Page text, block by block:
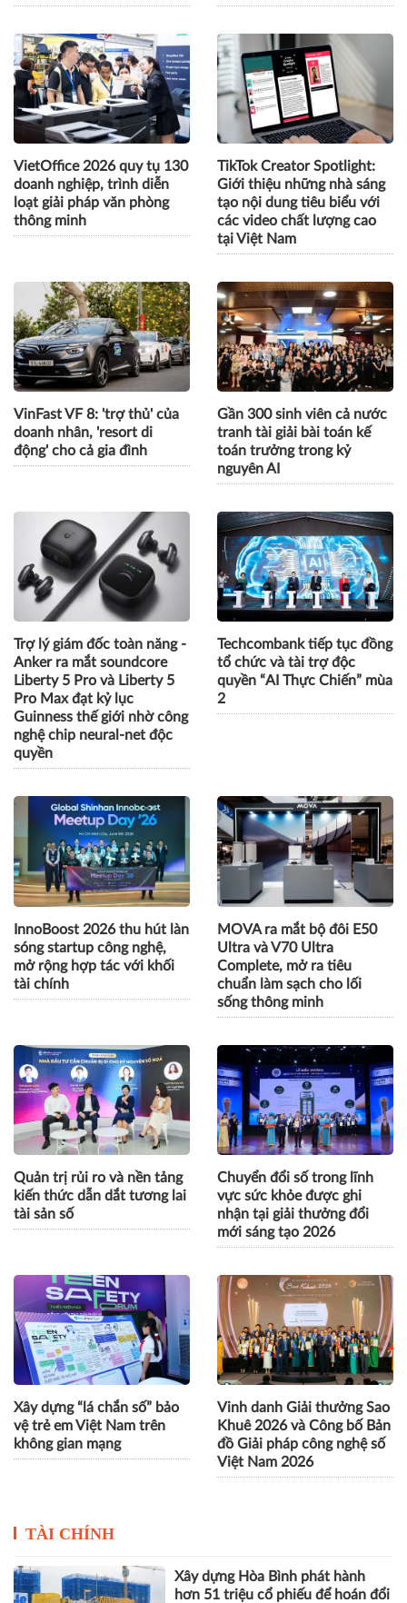
VietOffice 2026 quy tụ 130
doanh nghiệp, trình diễn
loạt giải pháp văn phòng
thông minh
TikTok Creator Spotlight:
Giới thiệu những nhà sáng
tạo nội dung tiêu biểu với
các video chất lượng cao
tại Việt Nam
VinFast VF 8: 'trợ thủ' của
doanh nhân, 'resort di
động' cho cả gia đình
Gần 300 sinh viên cả nước
tranh tài giải bài toán kế
toán trưởng trong kỷ
nguyên AI
Trợ lý giám đốc toàn năng -
Anker ra mắt soundcore
Liberty 5 Pro và Liberty 5
Pro Max đạt kỷ lục
Guinness thế giới nhờ công
nghệ chip neural-net độc
quyền
Techcombank tiếp tục đồng
tổ chức và tài trợ độc
quyền “AI Thực Chiến” mùa
2
InnoBoost 2026 thu hút làn
sóng startup công nghệ,
mở rộng hợp tác với khối
tài chính
MOVA ra mắt bộ đôi E50
Ultra và V70 Ultra
Complete, mở ra tiêu
chuẩn làm sạch cho lối
sống thông minh
Quản trị rủi ro và nền tảng
kiến thức dẫn dắt tương lai
tài sản số
Chuyển đổi số trong lĩnh
vực sức khỏe được ghi
nhận tại giải thưởng đổi
mới sáng tạo 2026
Xây dựng “lá chắn số” bảo
vệ trẻ em Việt Nam trên
không gian mạng
Vinh danh Giải thưởng Sao
Khuê 2026 và Công bố Bản
đồ Giải pháp công nghệ số
Việt Nam 2026
TÀI CHÍNH
Xây dựng Hòa Bình phát hành
hơn 51 triệu cổ phiếu để hoán đổi